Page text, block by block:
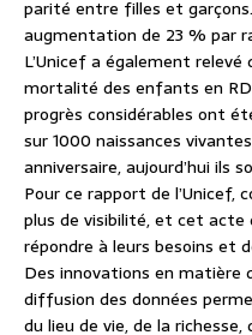
parité entre filles et
augmentation de 23 % par
L’Unicef a également
mortalité des enfants en
progrès considérables ont
sur 1000 naissances
anniversaire, aujourd’hui ils
Pour ce rapport de
plus de visibilité, et cet acte
répondre à leurs besoins et
Des innovations en matière
diffusion des données
du lieu de vie, de la richesse,